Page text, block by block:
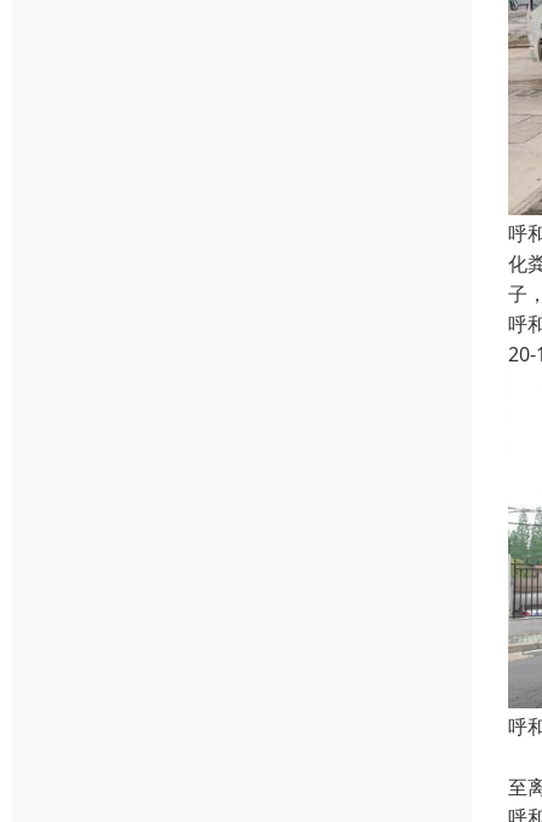
呼
化
子
呼
20-
呼
至